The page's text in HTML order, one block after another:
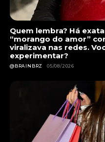
Quem lembra? Há
“morango do amor”
viralizava nas redes.
experimentar?
@BRAINBRZ 05/08/2026